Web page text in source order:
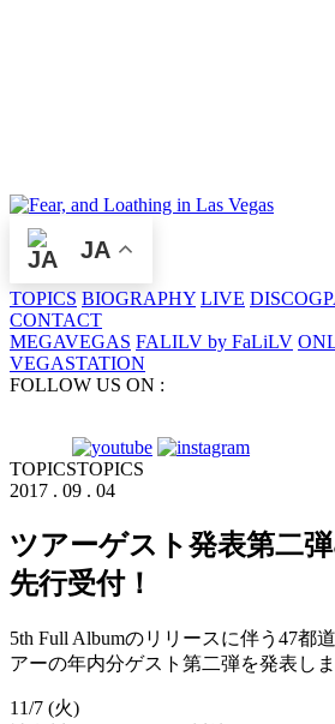
JA
TOPICS BIOGRAPHY LIVE
CONTACT
MEGAVEGAS FALILV by FaLiLV
VEGASTATION
FOLLOW US ON :
TOPICSTOPICS
2017 . 09 . 04
ツアーゲスト発表第二
先行受付！
5th Full Albumのリリースに伴う47都
アーの年内分ゲスト第二弾を発表しま
11/7 (火)